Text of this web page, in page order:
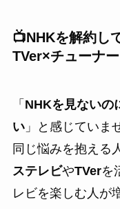
📺NHKを解約し
TVer×チューナ
「 NHKを見ないの
い」と感じていま
同じ悩みを抱える
ステレビやTVerを
レビを楽しむ人が